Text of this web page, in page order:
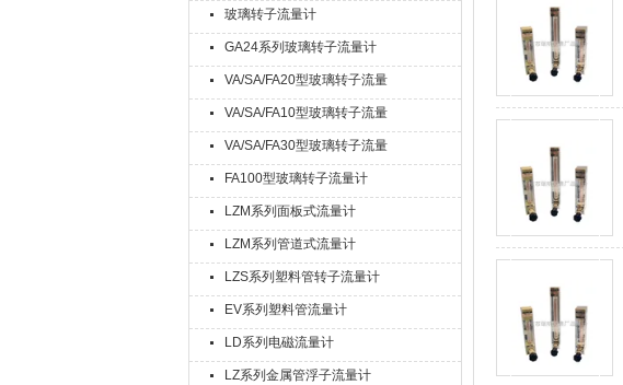
玻璃转子流量计
GA24系列玻璃转子流量计
VA/SA/FA20型玻璃转子流量
计
VA/SA/FA10型玻璃转子流量
计
VA/SA/FA30型玻璃转子流量
计
FA100型玻璃转子流量计
LZM系列面板式流量计
LZM系列管道式流量计
LZS系列塑料管转子流量计
EV系列塑料管流量计
LD系列电磁流量计
LZ系列金属管浮子流量计